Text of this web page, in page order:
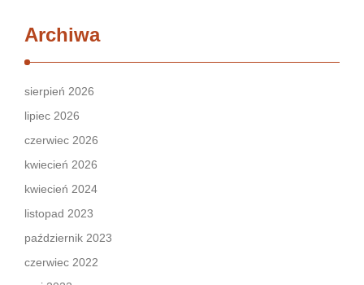
Archiwa
sierpień 2026
lipiec 2026
czerwiec 2026
kwiecień 2026
kwiecień 2024
listopad 2023
październik 2023
czerwiec 2022